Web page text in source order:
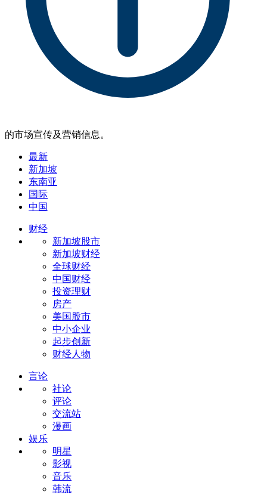
的市场宣传及营销信息。
最新
新加坡
东南亚
国际
中国
财经
新加坡股市
新加坡财经
全球财经
中国财经
投资理财
房产
美国股市
中小企业
起步创新
财经人物
言论
社论
评论
交流站
漫画
娱乐
明星
影视
音乐
韩流